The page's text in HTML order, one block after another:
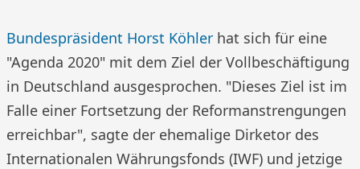
Bundespräsident Horst Köhler hat sich für eine
"Agenda 2020" mit dem Ziel der Vollbeschäftigung
in Deutschland ausgesprochen. "Dieses Ziel ist im
Falle einer Fortsetzung der Reformanstrengungen
erreichbar", sagte der ehemalige Dirketor des
Internationalen Währungsfonds (IWF) und jetzige